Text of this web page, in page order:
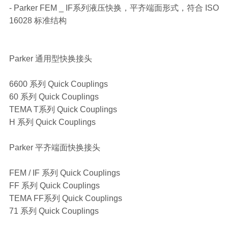
- Parker FEM _ IF系列液压快换，平齐端面形式，符合 ISO
16028 标准结构
Parker 通用型快换接头
6600 系列 Quick Couplings
60 系列 Quick Couplings
TEMA T系列 Quick Couplings
H 系列 Quick Couplings
Parker 平齐端面快换接头
FEM / IF 系列 Quick Couplings
FF 系列 Quick Couplings
TEMA FF系列 Quick Couplings
71 系列 Quick Couplings